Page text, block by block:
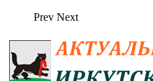
Prev Next